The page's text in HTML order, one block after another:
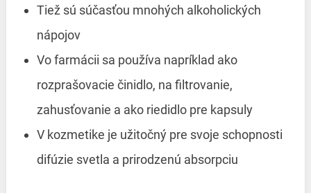
Tiež sú súčasťou mnohých alkoholických
nápojov
Vo farmácii sa používa napríklad ako
rozprašovacie činidlo, na filtrovanie,
zahusťovanie a ako riedidlo pre kapsuly
V kozmetike je užitočný pre svoje schopnosti
difúzie svetla a prirodzenú absorpciu